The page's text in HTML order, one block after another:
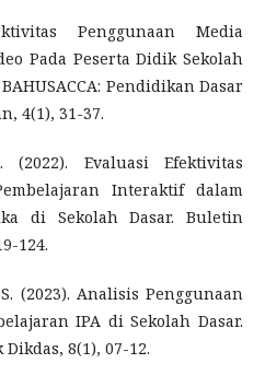
Penggunaan Media
Pada Peserta Didik Sekolah
Pendidikan Dasar
4(1), 31-37.
Evaluasi Efektivitas
Interaktif dalam
di Sekolah Dasar. Buletin
124.
(2023). Analisis Penggunaan
IPA di Sekolah Dasar.
8(1), 07-12.